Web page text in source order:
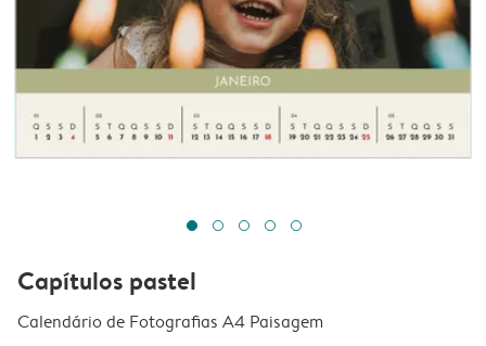
Capítulos pastel
Calendário de Fotografias A4 Paisagem